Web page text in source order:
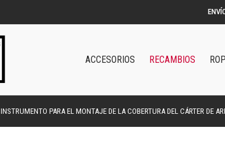
ACCESORIOS RECAMBIOS
INSTRUMENTO PARA EL MONTAJE DE LA COBERTURA DEL CÁRTER DE